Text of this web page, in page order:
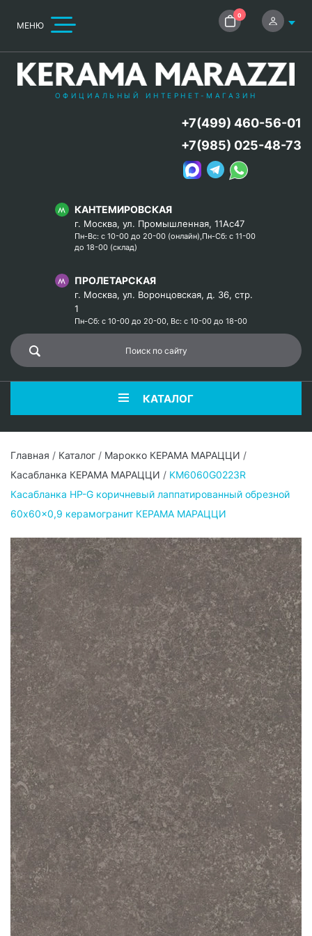
МЕНЮ
0
ОФИЦИАЛЬНЫЙ ИНТЕРНЕТ-МАГАЗИН
КАНТЕМИРОВСКАЯ
г. Москва, ул. Промышленная, 11Ас47
Пн-Вс: с 10-00 до 20-00 (онлайн),Пн-Сб: с 11-00
до 18-00 (склад)
ПРОЛЕТАРСКАЯ
г. Москва, ул. Воронцовская, д. 36, стр.
1
Пн-Сб: с 10-00 до 20-00, Вс: с 10-00 до 18-00
+7(499) 460-56-01
+7(985) 025-48-73
КАТАЛОГ
Главная / Каталог / Марокко КЕРАМА МАРАЦЦИ /
Касабланка КЕРАМА МАРАЦЦИ / KM6060G0223R
Касабланка HP-G коричневый лаппатированный обрезной
60x60x0,9 керамогранит КЕРАМА МАРАЦЦИ